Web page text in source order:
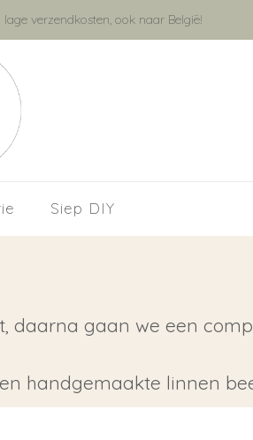
verzendkosten, ook naar België!
Siep DIY
daarna gaan we een
handgemaakte linnen